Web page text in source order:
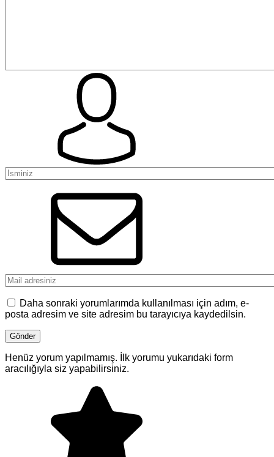
Daha sonraki yorumlarımda kullanılması için adım, e-
posta adresim ve site adresim bu tarayıcıya kaydedilsin.
Henüz yorum yapılmamış. İlk yorumu yukarıdaki form
aracılığıyla siz yapabilirsiniz.